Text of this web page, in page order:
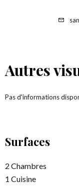
Autres
Pas d'informations
Surfaces
2 Chambres
1 Cuisine